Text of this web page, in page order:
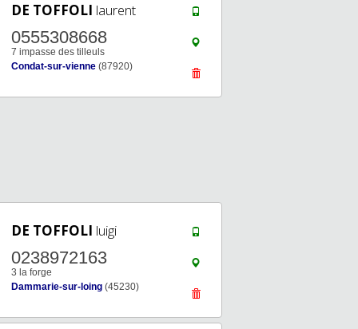
DE TOFFOLI laurent
0555308668
7 impasse des tilleuls
Condat-sur-vienne (87920)
DE TOFFOLI luigi
0238972163
3 la forge
Dammarie-sur-loing (45230)